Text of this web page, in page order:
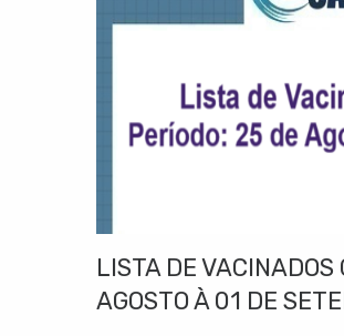
LISTA DE
AGOSTO À 01 DE